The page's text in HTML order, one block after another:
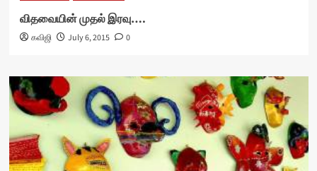
விதவையின் முதல் இரவு….
கவிஜி July 6, 2015 0